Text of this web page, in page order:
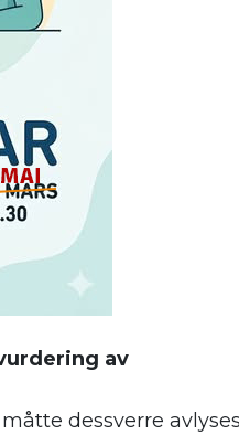
av
dessverre